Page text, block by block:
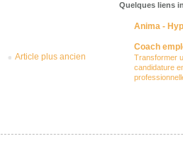
Article plus ancien
Quelques liens
Anima -
Coach
Transformer
candidature